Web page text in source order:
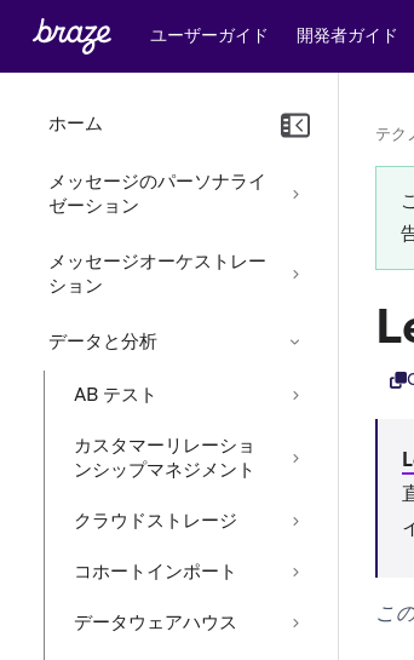
ユーザーガイド 開発者ガイド
ホーム
メッセージのパーソナライ
ゼーション
メッセージオーケストレー
ション
データと分析
AB テスト
カスタマーリレーショ
ンシップマネジメント
クラウドストレージ
コホートインポート
データウェアハウス
テク
こ